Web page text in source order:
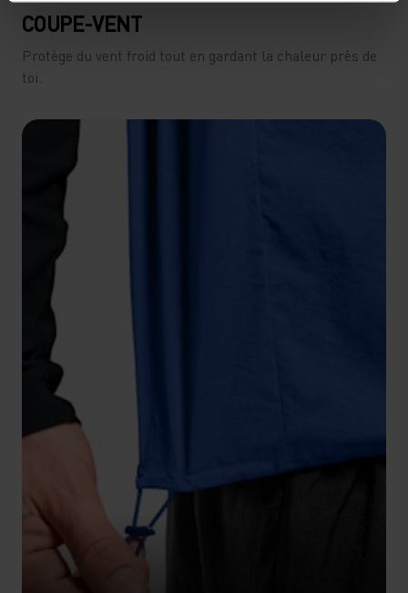
COUPE-VENT
Protège du vent froid tout en gardant la chaleur près de
toi.